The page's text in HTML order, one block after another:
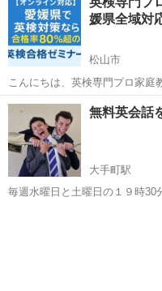
える事も出来ます
媛県全域対
松山市
こんにちは、英検専門プロ家庭
全オンライン授業中心で全国か
県（松山市・今治市・新居浜市
市・西予市・八幡浜市など県内
愛媛 松山市 英検
無料英会話
大手町駅
毎週水曜日と土曜日の１９時30